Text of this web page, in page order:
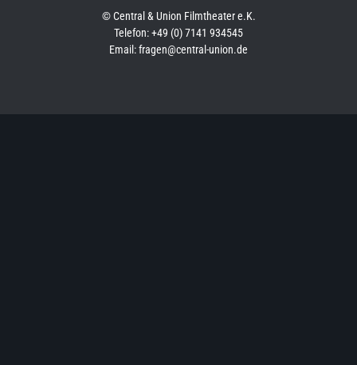
© Central & Union Filmtheater e.K.
Telefon: +49 (0) 7141 934545
Email: fragen@central-union.de